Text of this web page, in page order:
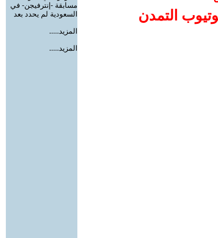
التمدن
مسابقة -إنترفيجن- في
السعودية لم يحدد بعد
المزيد.....
المزيد.....